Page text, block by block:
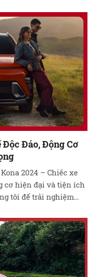
Đáo, Động Cơ
2024 – Chiếc xe
cơ hiện đại và tiện ích
tôi để trải nghiệm
Sôi …Đọc tiếp